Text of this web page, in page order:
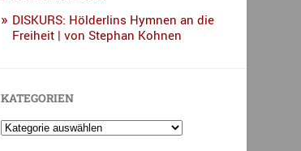
DISKURS: Hölderlins Hymnen an die
Freiheit | von Stephan Kohnen
KATEGORIEN